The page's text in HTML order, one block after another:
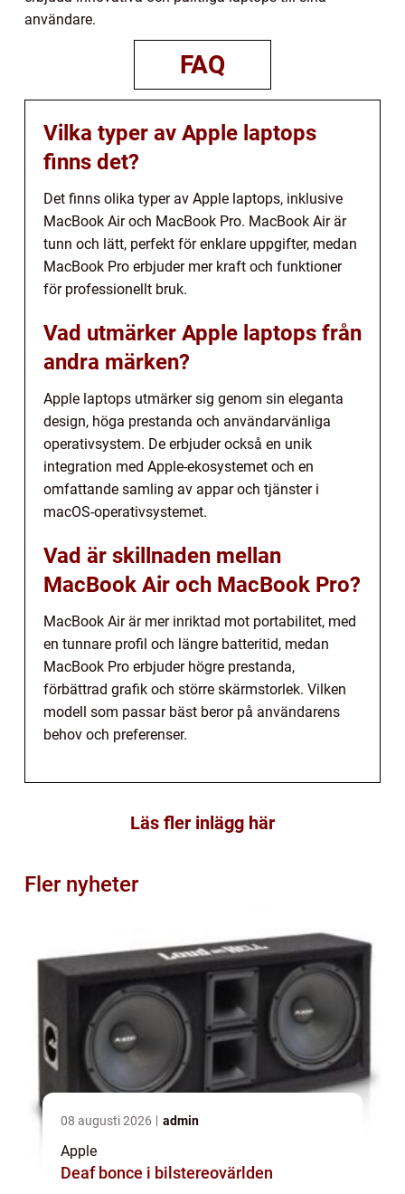
användare.
FAQ
Vilka typer av Apple laptops
finns det?
Det finns olika typer av Apple laptops, inklusive
MacBook Air och MacBook Pro. MacBook Air är
tunn och lätt, perfekt för enklare uppgifter, medan
MacBook Pro erbjuder mer kraft och funktioner
för professionellt bruk.
Vad utmärker Apple laptops från
andra märken?
Apple laptops utmärker sig genom sin eleganta
design, höga prestanda och användarvänliga
operativsystem. De erbjuder också en unik
integration med Apple-ekosystemet och en
omfattande samling av appar och tjänster i
macOS-operativsystemet.
Vad är skillnaden mellan
MacBook Air och MacBook Pro?
MacBook Air är mer inriktad mot portabilitet, med
en tunnare profil och längre batteritid, medan
MacBook Pro erbjuder högre prestanda,
förbättrad grafik och större skärmstorlek. Vilken
modell som passar bäst beror på användarens
behov och preferenser.
Läs fler inlägg här
Fler nyheter
08 augusti 2026 admin
Apple
Deaf bonce i bilstereovärlden